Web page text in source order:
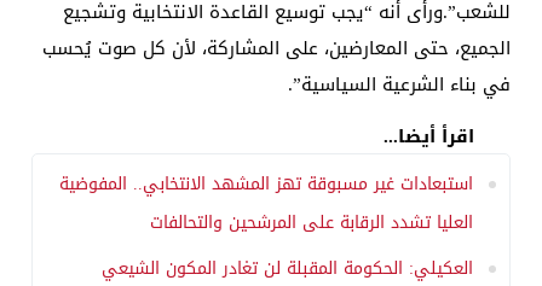
للشعب”.ورأى أنه “يجب توسيع القاعدة الانتخابية وتشجيع
الجميع، حتى المعارضين، على المشاركة، لأن كل صوت يُحسب
في بناء الشرعية السياسية”.
اقرأ أيضا...
استبعادات غير مسبوقة تهز المشهد الانتخابي.. المفوضية
العليا تشدد الرقابة على المرشحين والتحالفات
العكيلي: الحكومة المقبلة لن تغادر المكون الشيعي